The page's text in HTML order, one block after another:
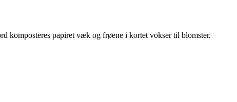
komposteres papiret væk og frøene i kortet vokser til blomster.